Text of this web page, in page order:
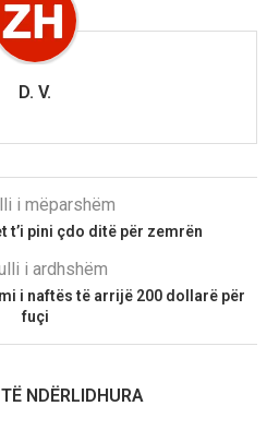
D. V.
i mëparshëm
t’i pini çdo ditë për zemrën
i ardhshëm
i naftës të arrijë 200 dollarë për
fuçi
NDËRLIDHURA